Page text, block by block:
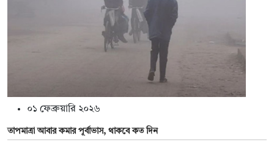
০১ ফেব্রুয়ারি ২০২৬
তাপমাত্রা আবার কমার পূর্বাভাস, থাকবে কত দিন